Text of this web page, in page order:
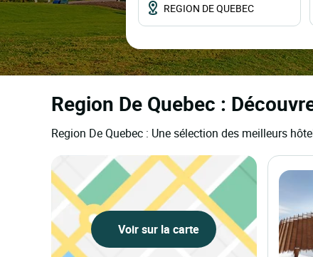
Region De Quebec :
Region De Quebec : Une sélection des meilleurs
Voir sur la carte